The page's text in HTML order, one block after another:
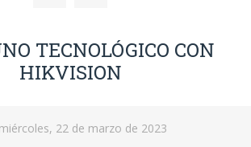
TECNOLÓGICO CON
HIKVISION
miércoles, 22 de marzo de 2023